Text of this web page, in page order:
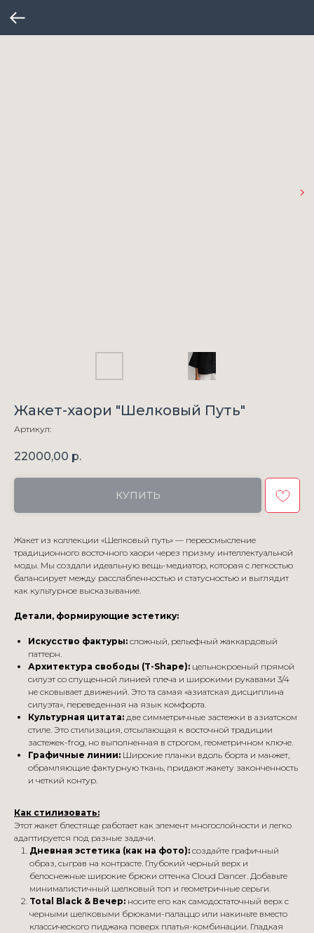
Жакет-хаори "Шелковый Путь"
Артикул:
22000,00 р.
КУПИТЬ
Жакет из коллекции «Шелковый путь» — переосмысление
традиционного восточного хаори через призму интеллектуальной
моды. Мы создали идеальную вещь-медиатор, которая с легкостью
балансирует между расслабленностью и статусностью и выглядит
как культурное высказывание.
Детали, формирующие эстетику:
Искусство фактуры: сложный, рельефный жаккардовый
паттерн.
Архитектура свободы (T-Shape): цельнокроеный прямой
силуэт со спущенной линией плеча и широкими рукавами 3/4
не сковывает движений. Это та самая «азиатская дисциплина
силуэта», переведенная на язык комфорта.
Культурная цитата: две симметричные застежки в азиатском
стиле. Это стилизация, отсылающая к восточной традиции
застежек-frog, но выполненная в строгом, геометричном ключе.
Графичные линии: Широкие планки вдоль борта и манжет,
обрамляющие фактурную ткань, придают жакету законченность
и четкий контур.
Как стилизовать:
Этот жакет блестяще работает как элемент многослойности и легко
адаптируется под разные задачи.
Дневная эстетика (как на фото): создайте графичный
образ, сыграв на контрасте. Глубокий черный верх и
белоснежные широкие брюки оттенка Cloud Dancer. Добавьте
минималистичный шелковый топ и геометричные серьги.
Total Black & Вечер: носите его как самодостаточный верх с
черными шелковыми брюками-палаццо или накиньте вместо
классического пиджака поверх платья-комбинации. Гладкая